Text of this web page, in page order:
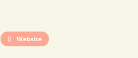
Website